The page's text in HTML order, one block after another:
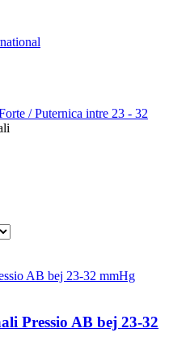
/ Puternica intre 23 - 32
Pressio AB bej 23-32